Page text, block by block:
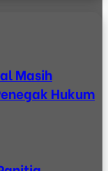
Masih
Hukum